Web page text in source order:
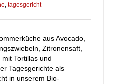
, tagesgericht
aus Avocado,
Zitronensaft,
Tortillas und
Tagesgerichte als
in unserem Bio-